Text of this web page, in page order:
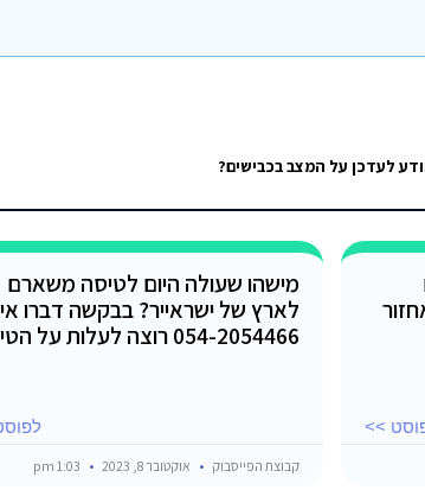
לעדכן על המצב בכבישים?
>>
מישהו שעולה היום לטיסה משארם
לארץ של ישראייר? בבקשה דברו
054-2054466 רוצה לעלות על הטיסה
קבוצת הפייסבוק אוקטובר 8, 2023